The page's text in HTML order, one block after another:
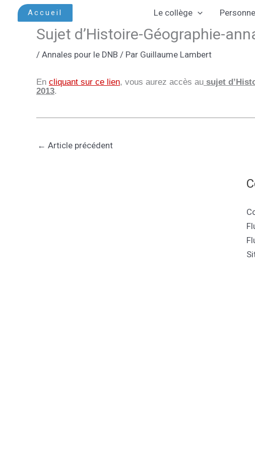
Accueil Le collège
Sujet d’Histoire-Géographie-
/ Annales pour le DNB / Par Guillaume Lambert
En cliquant sur ce lien, vous aurez accès au sujet
2013.
← Article précédent